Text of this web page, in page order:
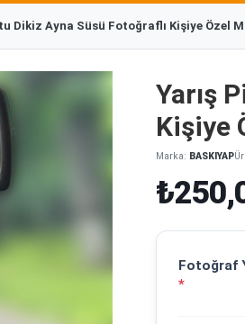
Dikiz Ayna Süsü Fotoğraflı Kişiye Özel
Yarış
Kişiye
Marka: BASKIYAP
Fotoğraf
*